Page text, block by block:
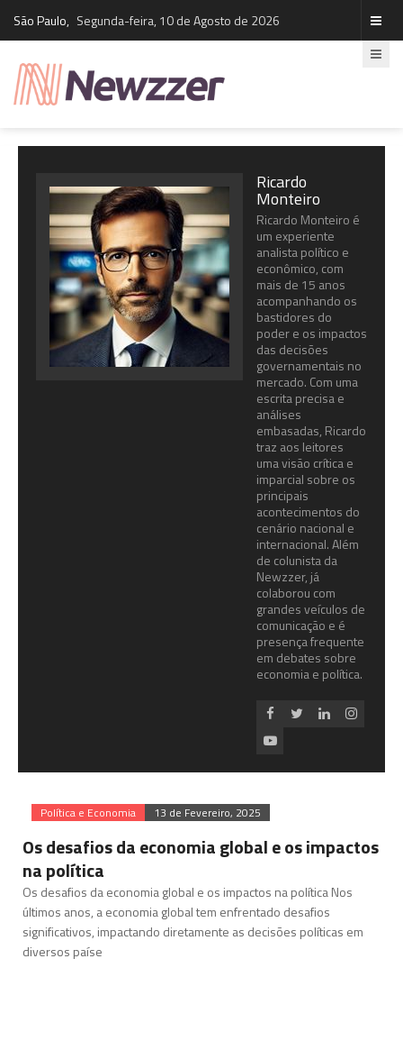
São Paulo, Segunda-feira, 10 de Agosto de 2026
Ricardo
Monteiro
Ricardo Monteiro é
um experiente
analista político e
econômico, com
mais de 15 anos
acompanhando os
bastidores do
poder e os impactos
das decisões
governamentais no
mercado. Com uma
escrita precisa e
análises
embasadas, Ricardo
traz aos leitores
uma visão crítica e
imparcial sobre os
principais
acontecimentos do
cenário nacional e
internacional. Além
de colunista da
Newzzer, já
colaborou com
grandes veículos de
comunicação e é
presença frequente
em debates sobre
economia e política.
Política e Economia 13 de Fevereiro, 2025
Os desafios da economia global e os impactos
na política
Os desafios da economia global e os impactos na política Nos
últimos anos, a economia global tem enfrentado desafios
significativos, impactando diretamente as decisões políticas em
diversos paíse